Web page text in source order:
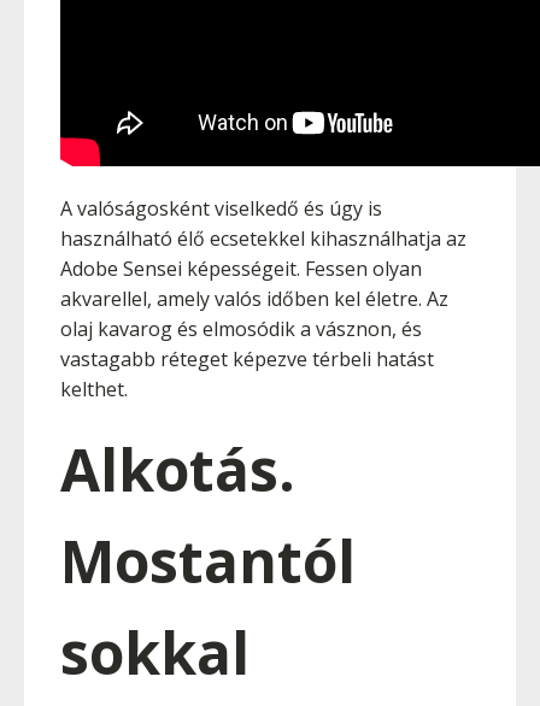
A valóságosként viselkedő és úgy is
használható élő ecsetekkel kihasználhatja az
Adobe Sensei képességeit. Fessen olyan
akvarellel, amely valós időben kel életre. Az
olaj kavarog és elmosódik a vásznon, és
vastagabb réteget képezve térbeli hatást
kelthet.
Alkotás.
Mostantól
sokkal